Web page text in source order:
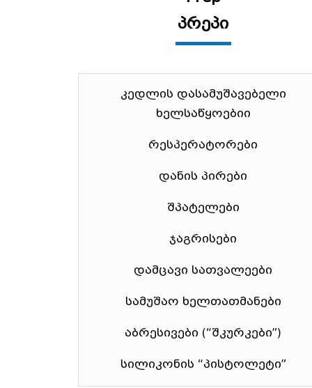
პრეპი
კედლის დასამუშავებელი
ხელსაწყოებიი
რესპერატორები
დანის პირები
შპატელები
ჯაგრისები
დამცავი სათვალეები
სამუშაო ხელთათმანები
აბრესივები (“შკურკები”)
სილიკონის “პისტოლეტი”